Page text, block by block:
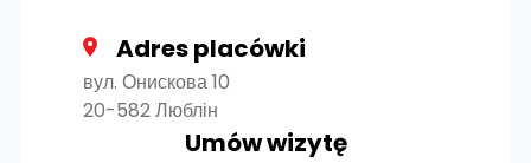
Adres placówki
вул. Онискова 10
20-582 Люблін
Umów wizytę